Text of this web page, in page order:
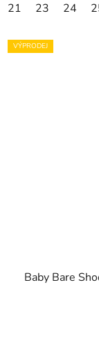
21 23 24
VÝPRODEJ
Baby Bare